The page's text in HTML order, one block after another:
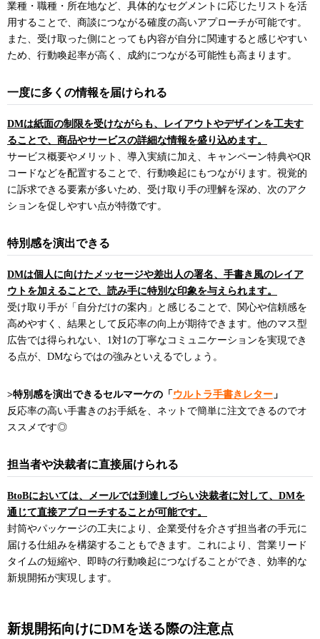
業種・職種・所在地など、具体的なセグメントに応じたリストを活
用することで、商談につながる確度の高いアプローチが可能です。
また、受け取った側にとっても内容が自分に関連すると感じやすい
ため、行動喚起率が高く、成約につながる可能性も高まります。
一度に多くの情報を届けられる
DMは紙面の制限を受けながらも、レイアウトやデザインを工夫す
ることで、商品やサービスの詳細な情報を盛り込めます。
サービス概要やメリット、導入実績に加え、キャンペーン特典やQR
コードなどを配置することで、行動喚起にもつながります。視覚的
に訴求できる要素が多いため、受け取り手の理解を深め、次のアク
ションを促しやすい点が特徴です。
特別感を演出できる
DMは個人に向けたメッセージや差出人の署名、手書き風のレイア
ウトを加えることで、読み手に特別な印象を与えられます。
受け取り手が「自分だけの案内」と感じることで、関心や信頼感を
高めやすく、結果として反応率の向上が期待できます。他のマス型
広告では得られない、1対1の丁寧なコミュニケーションを実現でき
る点が、DMならではの強みといえるでしょう。
>特別感を演出できるセルマーケの「 ウルトラ手書きレター 」
反応率の高い手書きのお手紙を、ネットで簡単に注文できるのでオ
ススメです◎
担当者や決裁者に直接届けられる
BtoBにおいては、メールでは到達しづらい決裁者に対して、DMを
通じて直接アプローチすることが可能です。
封筒やパッケージの工夫により、企業受付を介さず担当者の手元に
届ける仕組みを構築することもできます。これにより、営業リード
タイムの短縮や、即時の行動喚起につなげることができ、効率的な
新規開拓が実現します。
新規開拓向けにDMを送る際の注意点